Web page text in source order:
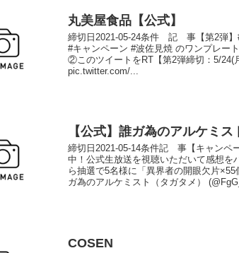
丸美屋食品【公式】
締切日2021-05-24条件 記 事【第2弾】
#キャンペーン #波佐見焼 のワンプレー
②このツイートをRT【第2弾締切：5/24(
pic.twitter.com/...
【公式】誰ガ為のアルケミス
締切日2021-05-14条件記 事【キャンペ
中！公式生放送を視聴いただいて感想
ら抽選で5名様に「異界者の開眼欠片
ガ為のアルケミスト（タガタメ）
COSEN